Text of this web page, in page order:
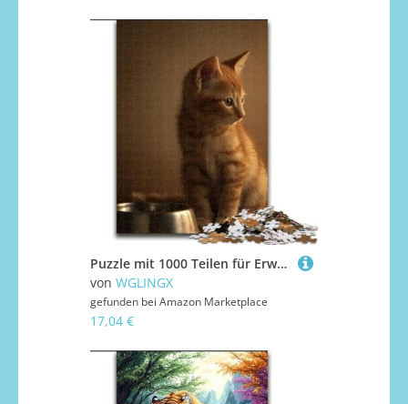
Puzzle mit 1000 Teilen für Erwachsene, Kätzchen-Puzzle, 1000 Teile für Erwachsene, einzigartige DIY-Heimdekorations-Geschenkidee (Größe 26x38cm)
von WGLINGX
gefunden bei Amazon Marketplace
17,04 €